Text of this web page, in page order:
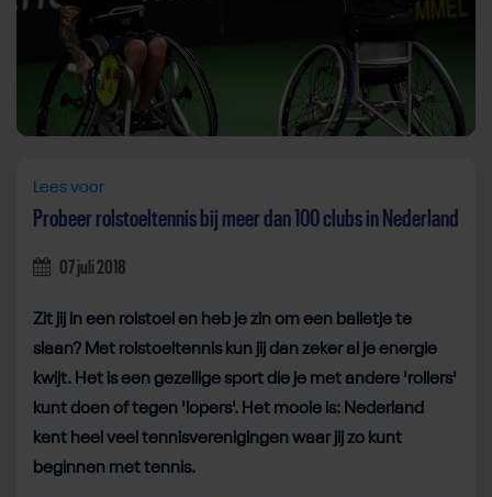
Lees voor
Probeer rolstoeltennis bij meer dan 100 clubs in Nederland
07 juli 2018
Zit jij in een rolstoel en heb je zin om een balletje te
slaan? Met rolstoeltennis kun jij dan zeker al je energie
kwijt. Het is een gezellige sport die je met andere 'rollers'
kunt doen of tegen 'lopers'. Het mooie is: Nederland
kent heel veel tennisverenigingen waar jij zo kunt
beginnen met tennis.